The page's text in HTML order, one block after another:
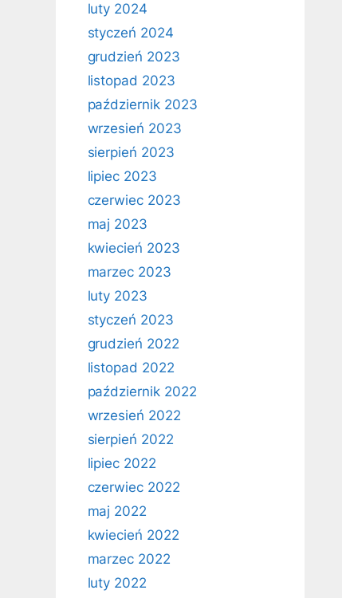
luty 2024
styczeń 2024
grudzień 2023
listopad 2023
październik 2023
wrzesień 2023
sierpień 2023
lipiec 2023
czerwiec 2023
maj 2023
kwiecień 2023
marzec 2023
luty 2023
styczeń 2023
grudzień 2022
listopad 2022
październik 2022
wrzesień 2022
sierpień 2022
lipiec 2022
czerwiec 2022
maj 2022
kwiecień 2022
marzec 2022
luty 2022